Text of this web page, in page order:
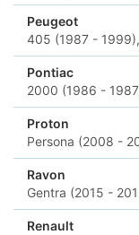
Peugeot
405 (1987 - 1999),
Pontiac
2000 (1986 -
Proton
Persona (2008 -
Ravon
Gentra (2015 -
Renault